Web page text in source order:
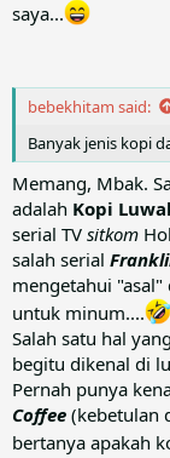
saya...
bebekhitam said:
Banyak jenis kopi
Memang, Mbak.
adalah Kopi
serial TV sitkom
salah serial
mengetahui
untuk minum....
Salah satu hal
begitu dikenal di
Pernah punya
Coffee (kebetulan
bertanya apakah